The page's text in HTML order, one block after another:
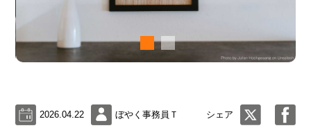
2026.04.22 ぼやく事務員Ｔ シェア